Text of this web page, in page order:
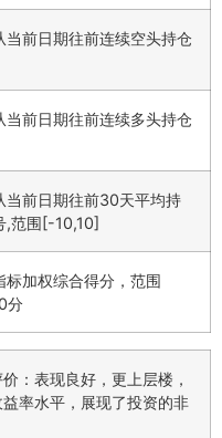
当前日期往前连续空头持仓
当前日期往前连续多头持仓
当前日期往前30天平均持
,范围[-10,10]
标加权综合得分，范围
分
：表现良好，更上层楼，
率水平，展现了投资的非